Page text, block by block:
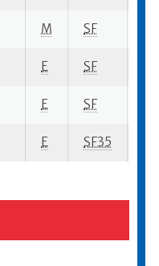
M SF
E SF
E SF
E SF35